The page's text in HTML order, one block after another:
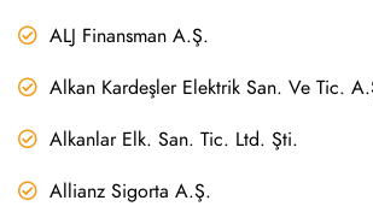
ALJ Finansman A.Ş.
Alkan Kardeşler Elektrik San. Ve Tic.
Alkanlar Elk. San. Tic. Ltd. Şti.
Allianz Sigorta A.Ş.